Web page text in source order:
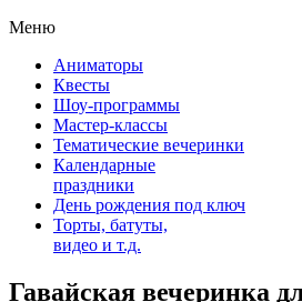
Меню
Аниматоры
Квесты
Шоу-программы
Мастер-классы
Тематические вечеринки
Календарные
праздники
День рождения под ключ
Торты, батуты,
видео и т.д.
Гавайская вечеринка